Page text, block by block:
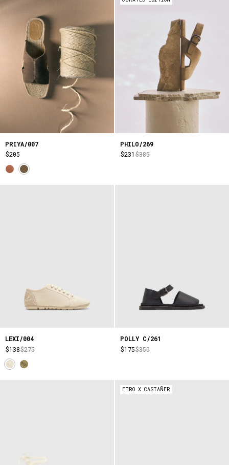
PRIYA/007
$205
PHILO/269
$231$385
LEXI/004
$138$275
POLLY C/261
$175$350
ETRO X CASTAÑER